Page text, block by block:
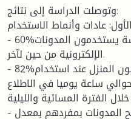
وتوصلت الدراسة إلى نتائج:
عادات وأنماط الاستخدام
- 60%من مفردات عينة الدراسة يستخدمون المدونات
الإلكترونية من حين لآخر.
- 82%من الطلبة المبحوثين يفضلون المنزل عند استخدام
ساعة يوميا في الاطلاع
الفترة المسائية والليلية.
- يفضل90% من المبحوثين تصفح المدونات بمفردهم بمعدل